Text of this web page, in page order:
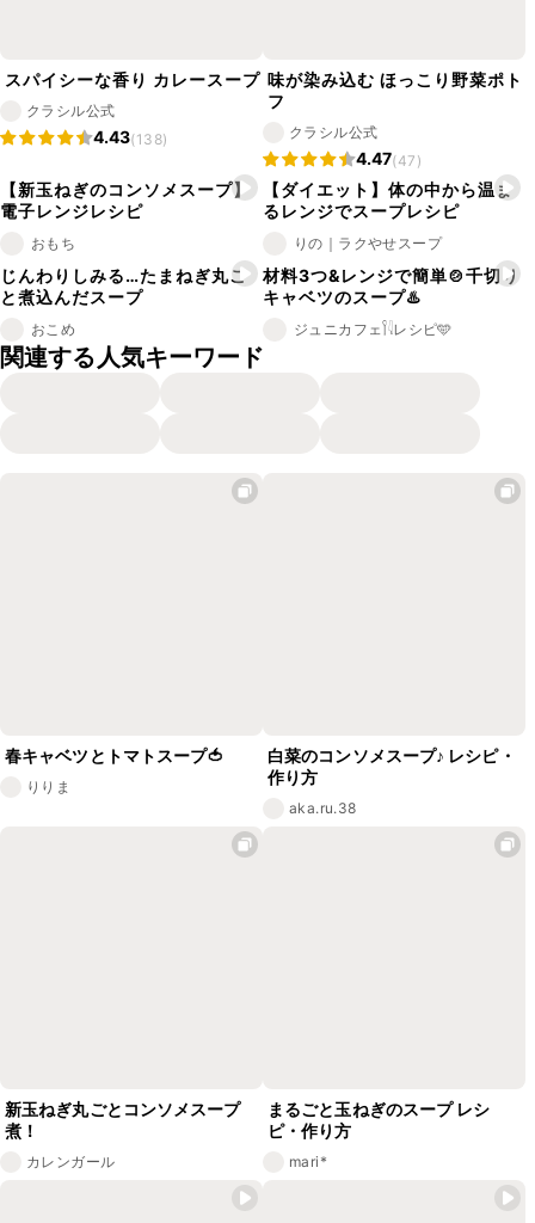
スパイシーな香り カレースープ
クラシル公式
4.43(138)
味が染み込む ほっこり野菜ポト
フ
クラシル公式
4.47(47)
【新玉ねぎのコンソメスープ】
電子レンジレシピ
おもち
【ダイエット】体の中から温ま
るレンジでスープレシピ
りの｜ラクやせスープ
じんわりしみる…たまねぎ丸ご
と煮込んだスープ
おこめ
材料3つ&レンジで簡単🍲千切り
キャベツのスープ♨️
ジュニカフェ𓌉𓇋レシピ🩵
関連する人気キーワード
春キャベツとトマトスープ🍅
りりま
白菜のコンソメスープ♪ レシピ・
作り方
aka.ru.38
新玉ねぎ丸ごとコンソメスープ
煮！
カレンガール
まるごと玉ねぎのスープ レシ
ピ・作り方
mari*